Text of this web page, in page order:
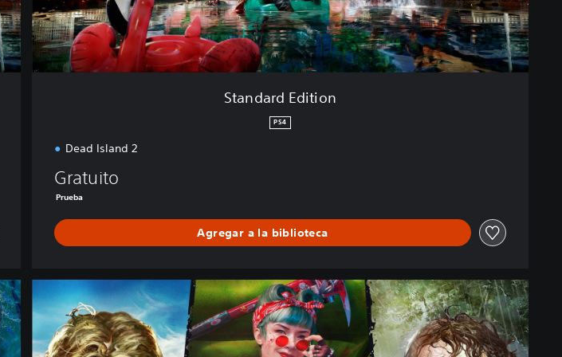
o
n
Standard Edition
PS4
Dead Island 2
Gratuito
Prueba
Agregar a la biblioteca
e
i